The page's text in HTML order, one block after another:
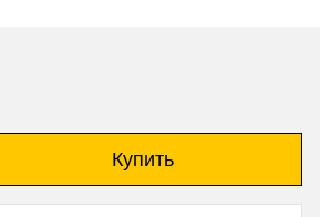
Купить